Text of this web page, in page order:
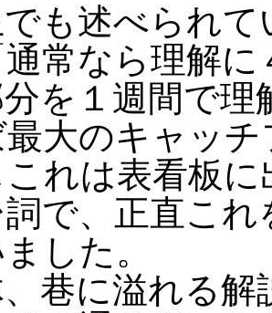
も述べられて
常なら理解
を１週間で
大のキャッ
これは表看板
詞で、正直こ
した。
巷に溢れる解